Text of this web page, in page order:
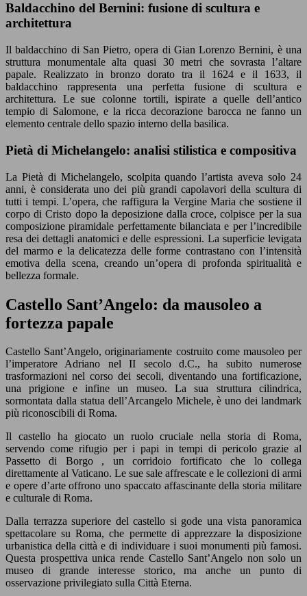
Baldacchino del Bernini: fusione di scultura e
architettura
Il baldacchino di San Pietro, opera di Gian Lorenzo Bernini, è una
struttura monumentale alta quasi 30 metri che sovrasta l’altare
papale. Realizzato in bronzo dorato tra il 1624 e il 1633, il
baldacchino rappresenta una perfetta fusione di scultura e
architettura. Le sue colonne tortili, ispirate a quelle dell’antico
tempio di Salomone, e la ricca decorazione barocca ne fanno un
elemento centrale dello spazio interno della basilica.
Pietà di Michelangelo: analisi stilistica e compositiva
La Pietà di Michelangelo, scolpita quando l’artista aveva solo 24
anni, è considerata uno dei più grandi capolavori della scultura di
tutti i tempi. L’opera, che raffigura la Vergine Maria che sostiene il
corpo di Cristo dopo la deposizione dalla croce, colpisce per la sua
composizione piramidale perfettamente bilanciata e per l’incredibile
resa dei dettagli anatomici e delle espressioni. La superficie levigata
del marmo e la delicatezza delle forme contrastano con l’intensità
emotiva della scena, creando un’opera di profonda spiritualità e
bellezza formale.
Castello Sant’Angelo: da mausoleo a
fortezza papale
Castello Sant’Angelo, originariamente costruito come mausoleo per
l’imperatore Adriano nel II secolo d.C., ha subito numerose
trasformazioni nel corso dei secoli, diventando una fortificazione,
una prigione e infine un museo. La sua struttura cilindrica,
sormontata dalla statua dell’Arcangelo Michele, è uno dei landmark
più riconoscibili di Roma.
Il castello ha giocato un ruolo cruciale nella storia di Roma,
servendo come rifugio per i papi in tempi di pericolo grazie al
Passetto di Borgo , un corridoio fortificato che lo collega
direttamente al Vaticano. Le sue sale affrescate e le collezioni di armi
e opere d’arte offrono uno spaccato affascinante della storia militare
e culturale di Roma.
Dalla terrazza superiore del castello si gode una vista panoramica
spettacolare su Roma, che permette di apprezzare la disposizione
urbanistica della città e di individuare i suoi monumenti più famosi.
Questa prospettiva unica rende Castello Sant’Angelo non solo un
museo di grande interesse storico, ma anche un punto di
osservazione privilegiato sulla Città Eterna.